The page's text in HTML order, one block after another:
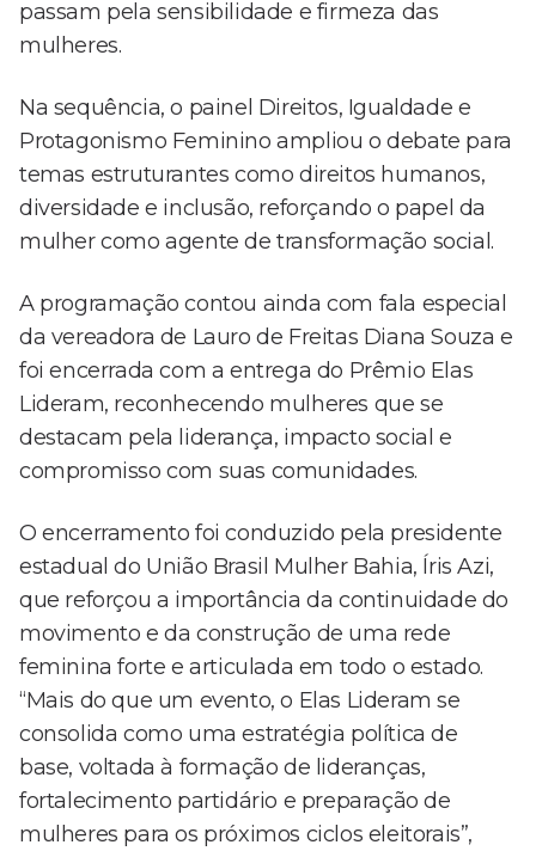
passam pela sensibilidade e firmeza das
mulheres.
Na sequência, o painel Direitos, Igualdade e
Protagonismo Feminino ampliou o debate para
temas estruturantes como direitos humanos,
diversidade e inclusão, reforçando o papel da
mulher como agente de transformação social.
A programação contou ainda com fala especial
da vereadora de Lauro de Freitas Diana Souza e
foi encerrada com a entrega do Prêmio Elas
Lideram, reconhecendo mulheres que se
destacam pela liderança, impacto social e
compromisso com suas comunidades.
O encerramento foi conduzido pela presidente
estadual do União Brasil Mulher Bahia, Íris Azi,
que reforçou a importância da continuidade do
movimento e da construção de uma rede
feminina forte e articulada em todo o estado.
“Mais do que um evento, o Elas Lideram se
consolida como uma estratégia política de
base, voltada à formação de lideranças,
fortalecimento partidário e preparação de
mulheres para os próximos ciclos eleitorais”,